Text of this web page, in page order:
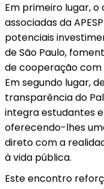
Em primeiro lugar, o
associadas da
potenciais
de São Paulo,
de cooperação com
Em segundo lugar,
transparência do
integra estudantes
oferecendo-lhes
direto com a
à vida pública.
Este encontro